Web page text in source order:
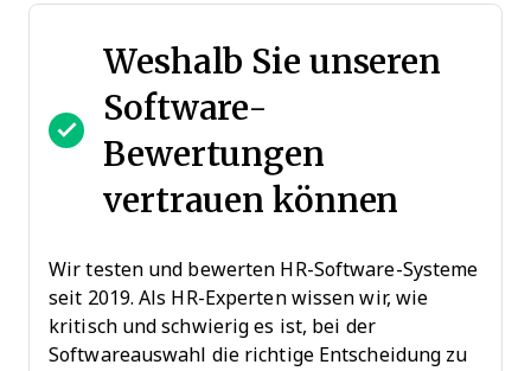
Weshalb Sie unseren
Software-
Bewertungen
vertrauen können
Wir testen und bewerten HR-Software-Systeme
seit 2019. Als HR-Experten wissen wir, wie
kritisch und schwierig es ist, bei der
Softwareauswahl die richtige Entscheidung zu